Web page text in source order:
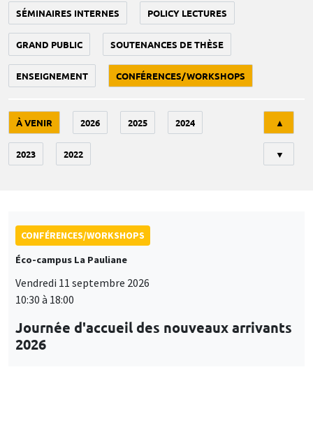
SÉMINAIRES INTERNES POLICY LECTURES
GRAND PUBLIC SOUTENANCES DE THÈSE
ENSEIGNEMENT CONFÉRENCES/WORKSHOPS
À VENIR 2026 2025 2024
2023 2022
▲
▼
CONFÉRENCES/WORKSHOPS
Éco-campus La Pauliane
Vendredi 11 septembre 2026
10:30 à 18:00
Journée d'accueil des nouveaux arrivants
2026